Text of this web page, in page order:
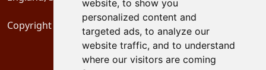
website, to show you
personalized content and
targeted ads, to analyze our
website traffic, and to understand
where our visitors are coming
Copyright 2024 Schubertiades, Ltd.